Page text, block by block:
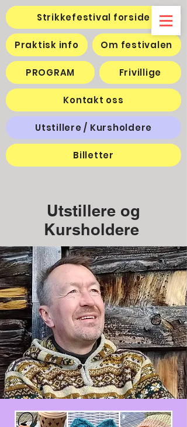
Strikkefestival forside
Praktisk info Om festivalen
PROGRAM Frivillige
Kontakt oss
Utstillere / Kursholdere
Billetter
Utstillere og
Kursholdere